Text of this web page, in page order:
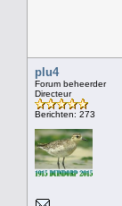
plu4
Forum beheerder
Directeur
Berichten: 273